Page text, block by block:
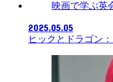
映画で学ぶ英
2025.05.05
ヒックとドラゴン